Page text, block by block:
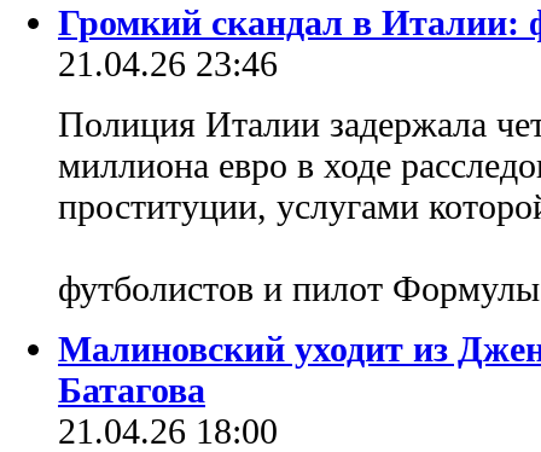
Громкий скандал в Италии:
21.04.26 23:46
Полиция Италии задержала
миллиона евро в ходе
проституции, услугами
футболистов и пилот
Малиновский уходит из
Батагова
21.04.26 18:00